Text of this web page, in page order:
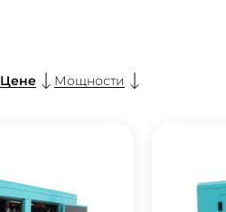
Цене Мощности